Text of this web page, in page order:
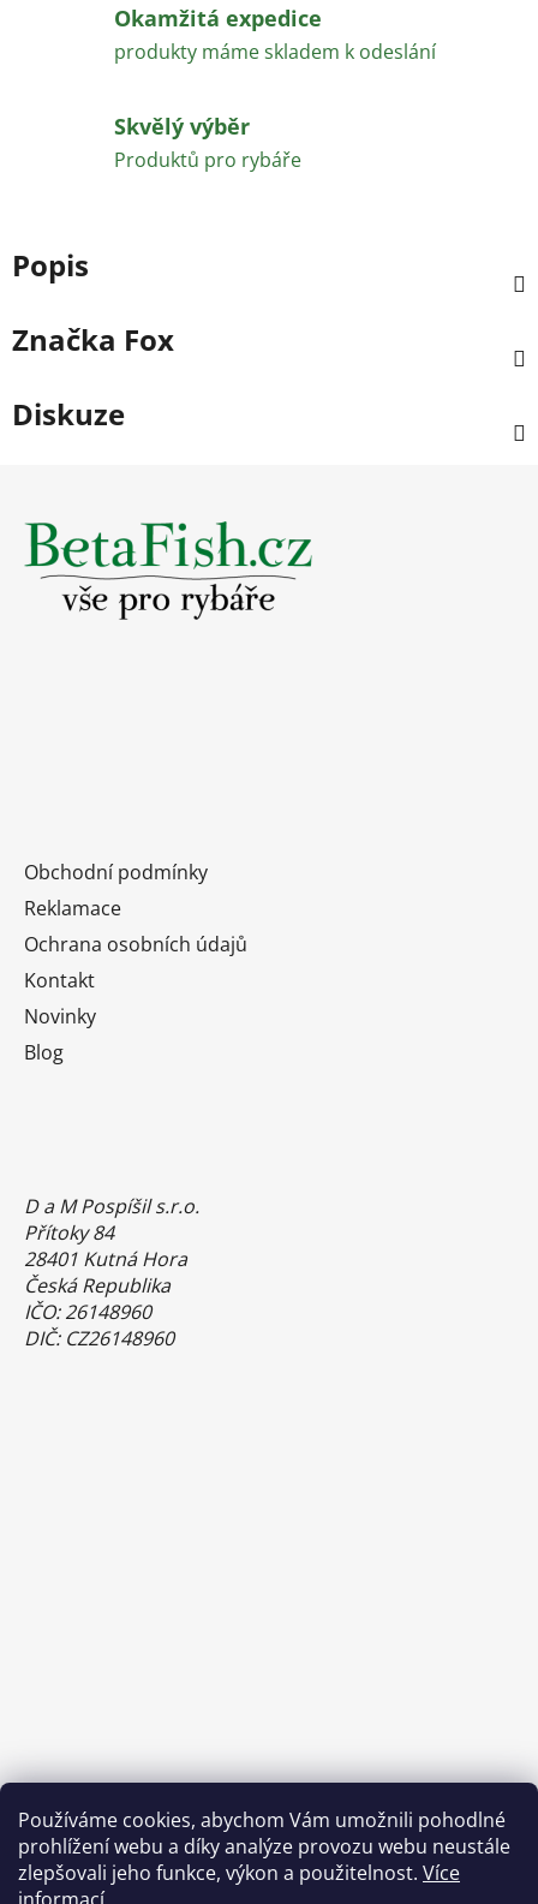
Používáme cookies, abychom Vám umožnili pohodlné
prohlížení webu a díky analýze provozu webu neustále
zlepšovali jeho funkce, výkon a použitelnost. Více
Okamžitá expedice
produkty máme skladem k odeslání
Skvělý výběr
Produktů pro rybáře
Popis
Značka Fox
Diskuze
Obchodní podmínky
Reklamace
Ochrana osobních údajů
Kontakt
Novinky
Blog
D a M Pospíšil s.r.o.
Přítoky 84
28401 Kutná Hora
Česká Republika
IČO: 26148960
DIČ: CZ26148960